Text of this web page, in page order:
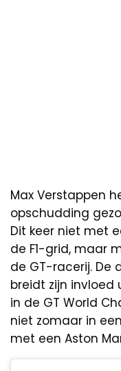
Max Verstappen
opschudding
Dit keer niet met
de F1-grid, maar
de GT-racerij. De
breidt zijn invloed
in de GT World
niet zomaar in
met een Aston